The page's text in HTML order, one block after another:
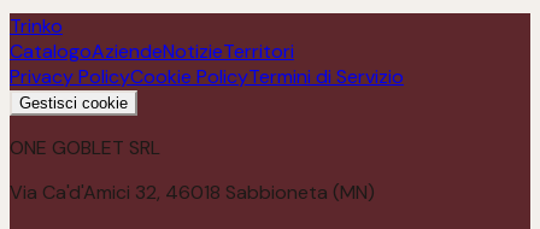
Trinko
CatalogoAziendeNotizieTerritori
Privacy PolicyCookie PolicyTermini di Servizio
Gestisci cookie
ONE GOBLET SRL
Via Ca'd'Amici 32, 46018 Sabbioneta (MN)